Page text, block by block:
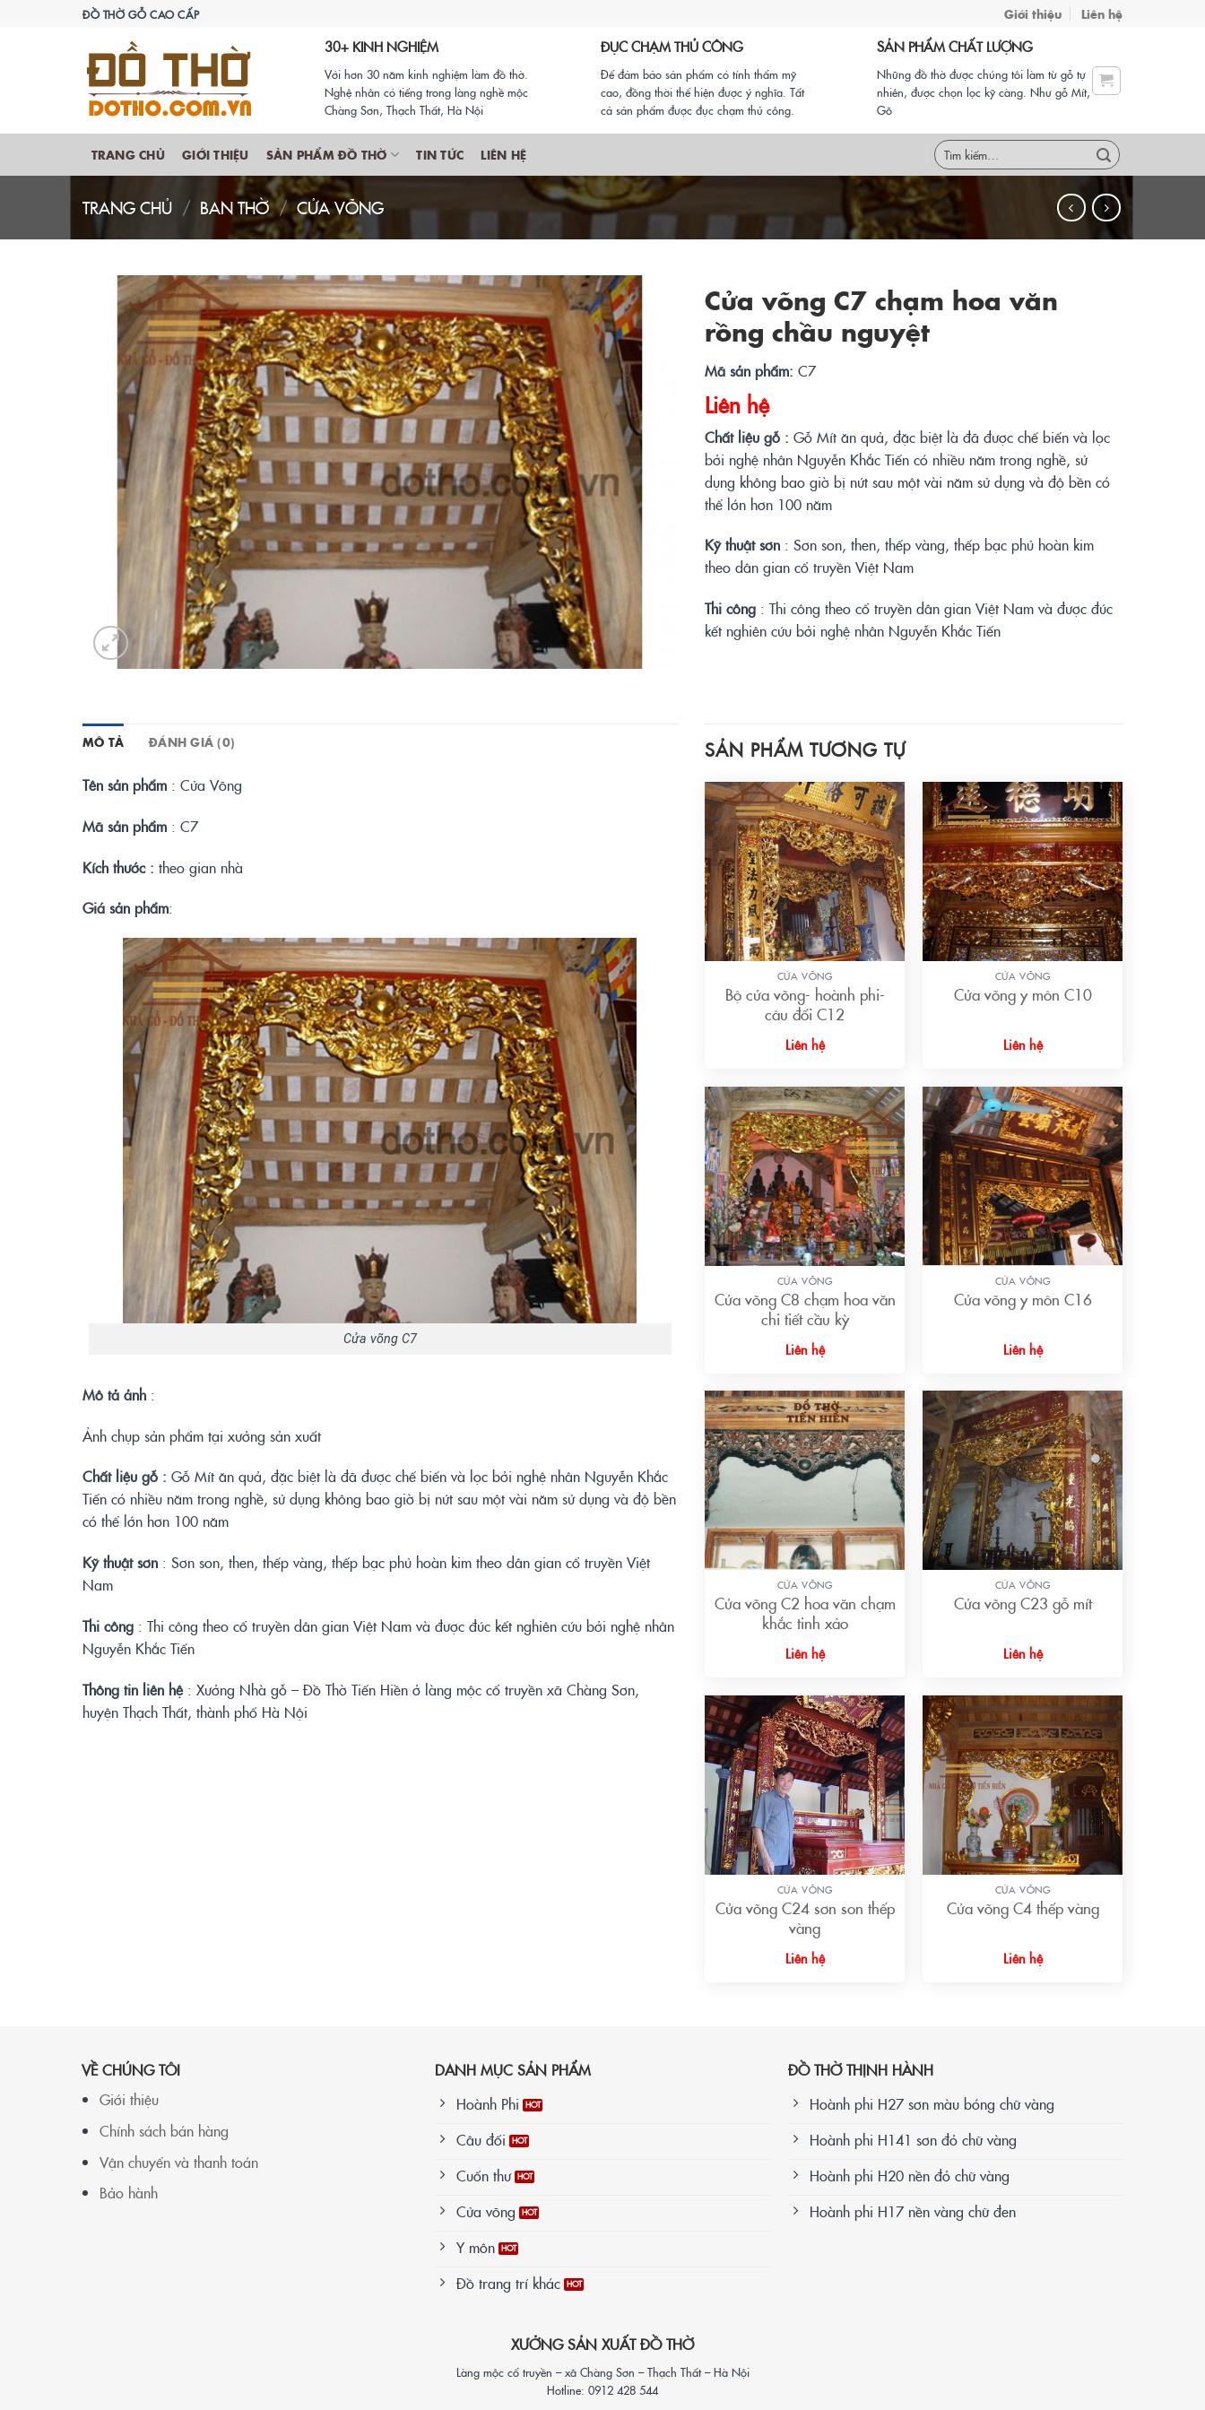
ĐỒ THỜ GỖ CAO CẤP Giới thiệu Liên hệ
30+ KINH NGHIỆM
Với hơn 30 năm kinh nghiệm làm đồ thờ.
Nghệ nhân có tiếng trong làng nghề mộc
Chàng Sơn, Thạch Thất, Hà Nội
ĐỤC CHẠM THỦ CÔNG
Để đảm bảo sản phẩm có tính thẩm mỹ
cao, đồng thời thể hiện được ý nghĩa. Tất
cả sản phẩm được đục chạm thủ công.
SẢN PHẨM CHẤT LƯỢNG
Những đồ thờ được chúng tôi làm từ gỗ tự
nhiên, được chọn lọc kỹ càng. Như gỗ Mít,
Gõ
TRANG CHỦ GIỚI THIỆU SẢN PHẨM ĐỒ THỜ TIN TỨC LIÊN HỆ
Tìm
kiếm:
TRANG CHỦ / BAN THỜ / CỬA VÕNG
Cửa võng C7 chạm hoa văn
rồng chầu nguyệt
Mã sản phẩm: C7
Liên hệ
Chất liệu gỗ :Gỗ Mít ăn quả, đặc biệt là đã được chế biến và lọc
bởi nghệ nhân Nguyễn Khắc Tiến có nhiều năm trong nghề, sử
dụng không bao giờ bị nứt sau một vài năm sử dụng và độ bền có
thể lớn hơn 100 năm
Kỹ thuật sơn : Sơn son, then, thếp vàng, thếp bạc phủ hoàn kim
theo dân gian cổ truyền Việt Nam
Thi công : Thi công theo cổ truyền dân gian Việt Nam và được đúc
kết nghiên cứu bởi nghệ nhân Nguyễn Khắc Tiến
MÔ TẢ ĐÁNH GIÁ (0)
Tên sản phẩm : Cửa Võng
Mã sản phẩm : C7
Kích thước : theo gian nhà
Giá sản phẩm:
Cửa võng C7
Mô tả ảnh :
Ảnh chụp sản phẩm tại xưởng sản xuất
Chất liệu gỗ : Gỗ Mít ăn quả, đặc biệt là đã được chế biến và lọc bởi nghệ nhân Nguyễn Khắc
Tiến có nhiều năm trong nghề, sử dụng không bao giờ bị nứt sau một vài năm sử dụng và độ bền
có thể lớn hơn 100 năm
Kỹ thuật sơn : Sơn son, then, thếp vàng, thếp bạc phủ hoàn kim theo dân gian cổ truyền Việt
Nam
Thi công : Thi công theo cổ truyền dân gian Việt Nam và được đúc kết nghiên cứu bởi nghệ nhân
Nguyễn Khắc Tiến
Thông tin liên hệ : Xưởng Nhà gỗ – Đồ Thờ Tiến Hiền ở làng mộc cổ truyền xã Chàng Sơn,
huyện Thạch Thất, thành phố Hà Nội
SẢN PHẨM TƯƠNG TỰ
+
CỬA VÕNG
Bộ cửa võng- hoành phi-
câu đối C12
Liên hệ
+
CỬA VÕNG
Cửa võng y môn C10
Liên hệ
+
CỬA VÕNG
Cửa võng C8 chạm hoa văn
chi tiết cầu kỳ
Liên hệ
+
CỬA VÕNG
Cửa võng y môn C16
Liên hệ
CỬA VÕNG
Cửa võng C2 hoa văn chạm
khắc tinh xảo
Liên hệ
+
CỬA VÕNG
Cửa võng C23 gỗ mít
Liên hệ
+
CỬA VÕNG
Cửa võng C24 sơn son thếp
vàng
Liên hệ
+
CỬA VÕNG
Cửa võng C4 thếp vàng
Liên hệ
VỀ CHÚNG TÔI
Giới thiệu
Chính sách bán hàng
Vận chuyển và thanh toán
Bảo hành
DANH MỤC SẢN PHẨM
Hoành Phi
Câu đối
Cuốn thư
Cửa võng
Y môn
Đồ trang trí khác
ĐỒ THỜ THỊNH HÀNH
Hoành phi H27 sơn màu bóng chữ vàng
Hoành phi H141 sơn đỏ chữ vàng
Hoành phi H20 nền đỏ chữ vàng
Hoành phi H17 nền vàng chữ đen
XƯỞNG SẢN XUẤT ĐỒ THỜ
Làng mộc cổ truyền – xã Chàng Sơn – Thạch Thất – Hà Nội
Hotline: 0912 428 544